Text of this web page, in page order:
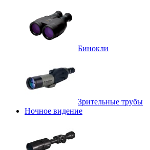
Бинокли
Зрительные трубы
Ночное видение